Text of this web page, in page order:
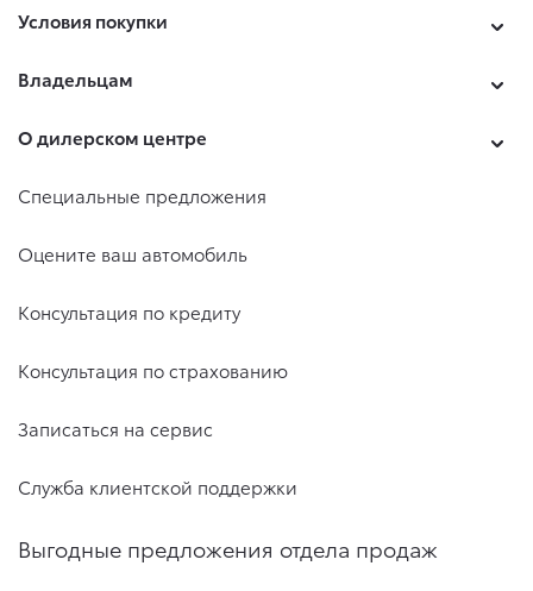
Условия покупки
Владельцам
О дилерском центре
Специальные предложения
Оцените ваш автомобиль
Консультация по кредиту
Консультация по страхованию
Записаться на сервис
Служба клиентской поддержки
Выгодные предложения отдела продаж